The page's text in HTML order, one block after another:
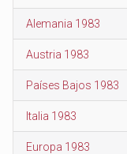
Alemania 1983
Austria 1983
Países Bajos 1983
Italia 1983
Europa 1983